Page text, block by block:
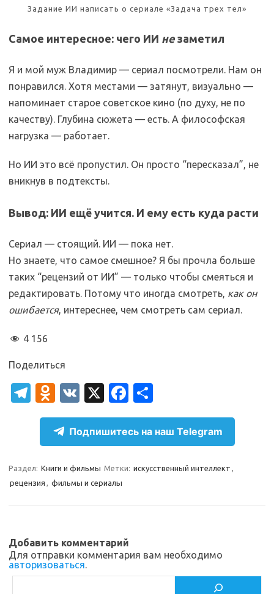
Задание ИИ написать о сериале «Задача трех тел»
Самое интересное: чего ИИ незаметил
Я и мой муж Владимир — сериал посмотрели. Нам он
понравился. Хотя местами — затянут, визуально —
напоминает старое советское кино (по духу, не по
качеству). Глубина сюжета — есть. А философская
нагрузка — работает.
Но ИИ это всё пропустил. Он просто “пересказал”, не
вникнув в подтексты.
Вывод: ИИ ещё учится. И ему есть куда расти
Сериал — стоящий. ИИ — пока нет.
Но знаете, что самое смешное? Я бы прочла больше
таких “рецензий от ИИ” — только чтобы смеяться и
редактировать. Потому что иногда смотреть, как он
ошибается, интереснее, чем смотреть сам сериал.
4 156
Поделиться
T
el
gr
a
m
O
d
n
o
kl
as
i
V
K
X
Fa
c
e
b
o
т
п
р
а
ь
Подпишитесь на наш Telegram
Раздел: Книги и фильмы Метки: искусственный интеллект ,
рецензия , фильмы и сериалы
Добавить комментарий
Для отправки комментария вам необходимо
авторизоваться.